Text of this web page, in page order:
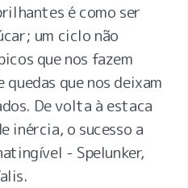
é como ser
um ciclo não
que nos fazem
que nos deixam
De volta à estaca
inércia, o sucesso a
- Spelunker,